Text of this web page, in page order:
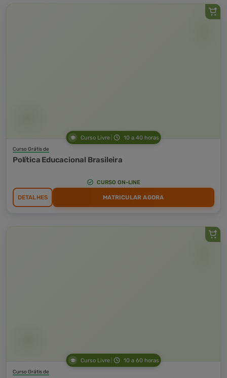
Curso Livre 10 a 40 horas
Curso Grátis de
Política Educacional Brasileira
CURSO ON-LINE
DETALHES MATRICULAR AGORA
Curso Livre 10 a 60 horas
Curso Grátis de